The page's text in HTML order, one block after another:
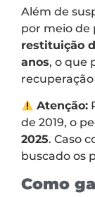
Além de
por meio de
restituição
anos, o que
Atenção:
de 2019, o
2025. Caso
buscado os
Como